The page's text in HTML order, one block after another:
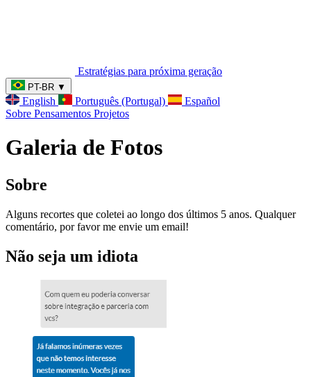
Estratégias para próxima geração
PT-BR ▼
English Português (Portugal)
Español
Sobre Pensamentos Projetos
Galeria de Fotos
Sobre
Alguns recortes que coletei ao longo dos últimos 5 anos. Qualquer
comentário, por favor me envie um email!
Não seja um idiota